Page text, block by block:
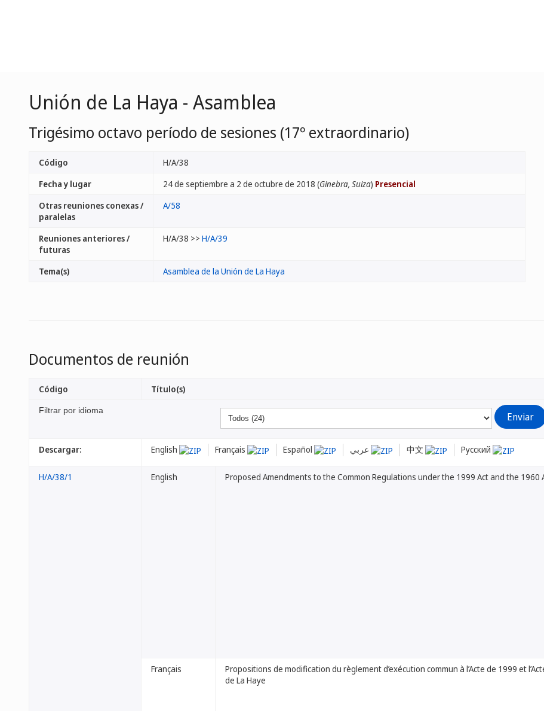
Unión de La Haya - Asamblea
Trigésimo octavo período de sesiones (17º extraordinario)
Código
H/A/38
Fecha y lugar
24 de septiembre a 2 de octubre de 2018 (Ginebra, Suiza) Presencial
Otras reuniones conexas /
paralelas
A/58
Reuniones anteriores /
futuras
H/A/38 >> H/A/39
Tema(s) Asamblea de la Unión de La Haya
Documentos de reunión
Filtrar por idioma
Descargar: English Français Español 中文 Русский
Código Título(s)
H/A/38/1 English Proposed Amendments to the Common Regulations under the 1999 Act and the 1960
Français
Propositions de modification du règlement d’exécution commun à l’Acte de 1999 et
de La Haye